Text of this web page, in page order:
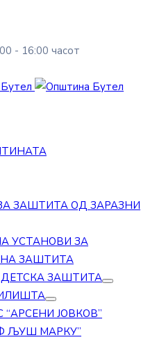
- 16:00 часот
ЗАШТИТА ОД ЗАРАЗНИ
УСТАНОВИ ЗА
ЗАШТИТА
ЗАШТИТА
“АРСЕНИ ЈОВКОВ”
ЉУШ МАРКУ”